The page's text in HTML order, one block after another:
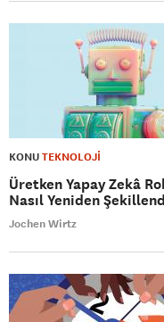
KONUTEKNOLOJİ
Üretken Yapay Zekâ
Nasıl Yeniden
Jochen Wirtz